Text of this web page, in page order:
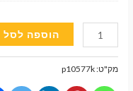
כמות
של
וילונות
השחרה
הוספה לסל
מק"ט:p10577k